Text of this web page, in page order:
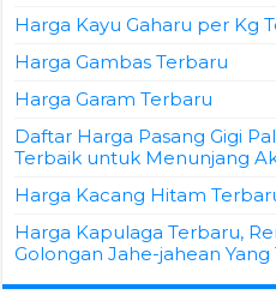
Harga Kayu Gaharu per Kg
Harga Gambas Terbaru
Harga Garam Terbaru
Daftar Harga Pasang Gigi
Terbaik untuk Menunjang
Harga Kacang Hitam
Harga Kapulaga Terbaru,
Golongan Jahe-jahean Yang